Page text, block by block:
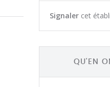
Signaler cet
QU'EN